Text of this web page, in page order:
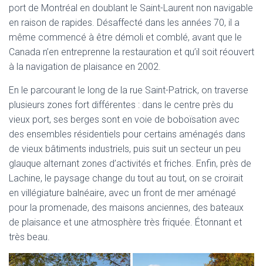
port de Montréal en doublant le Saint-Laurent non navigable
en raison de rapides. Désaffecté dans les années 70, il a
même commencé à être démoli et comblé, avant que le
Canada n’en entreprenne la restauration et qu’il soit réouvert
à la navigation de plaisance en 2002.
En le parcourant le long de la rue Saint-Patrick, on traverse
plusieurs zones fort différentes : dans le centre près du
vieux port, ses berges sont en voie de boboïsation avec
des ensembles résidentiels pour certains aménagés dans
de vieux bâtiments industriels, puis suit un secteur un peu
glauque alternant zones d’activités et friches. Enfin, près de
Lachine, le paysage change du tout au tout, on se croirait
en villégiature balnéaire, avec un front de mer aménagé
pour la promenade, des maisons anciennes, des bateaux
de plaisance et une atmosphère très friquée. Étonnant et
très beau.